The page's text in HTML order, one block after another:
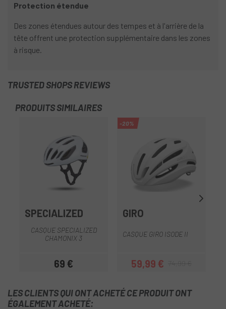
Protection étendue
Des zones étendues autour des tempes et à l'arrière de la
tête offrent une protection supplémentaire dans les zones
à risque.
TRUSTED SHOPS REVIEWS
PRODUITS SIMILAIRES
SPECIALIZED
CASQUE SPECIALIZED
CHAMONIX 3
Prix
69 €
-20%
GIRO
CASQUE GIRO ISODE II
Prix
59,99 €Prix habituel
LES CLIENTS QUI ONT ACHETÉ CE PRODUIT ONT
ÉGALEMENT ACHETÉ: